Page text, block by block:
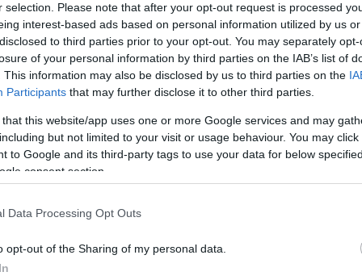
selection. Please note that after your opt-out request is processed
interest-based ads based on personal information utilized by us
to third parties prior to your opt-out. You may separately
of your personal information by third parties on the IAB’s list of
This information may also be disclosed by us to third parties on the
Participants that may further disclose it to other third parties.
that this website/app uses one or more Google services and may
but not limited to your visit or usage behaviour. You may
to Google and its third-party tags to use your data for below
consent section.
Data Processing Opt Outs
opt-out of the Sharing of my personal data.
Foto: PGD
Koroškem so teren nad Žerjavom že pregledali s termo
tekom dneva morali budno spremljati.
kamero. Vidnih je še veliko posameznih žarišč,
Verjetno se bo stanje tekom dneva poslabšalo
pri nadzoru situacije, sami pa se že odpravljajo